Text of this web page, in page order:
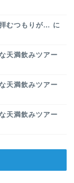
むつもりが… に
天満飲みツアー
天満飲みツアー
天満飲みツアー